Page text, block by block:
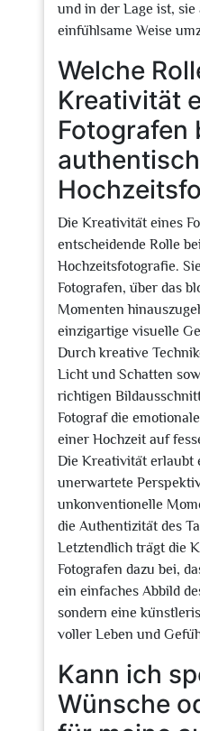
und in der Lage ist,
einfühlsame Weise
Welche
Kreativität
Fotografen
Die Kreativität eines
entscheidende Rolle
Hochzeitsfotografie.
Fotografen, über das
Momenten
einzigartige visuelle
Durch kreative
Licht und Schatten
richtigen
Fotograf die
einer Hochzeit auf
Die Kreativität erlaubt
unerwartete
unkonventionelle
die Authentizität des
Letztendlich trägt die
Fotografen dazu bei,
ein einfaches Abbild
sondern eine
voller Leben und
Kann ich
Wünsche